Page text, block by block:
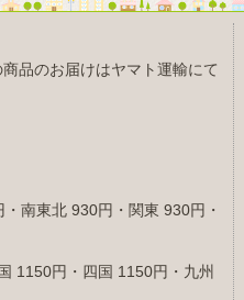
品のお届けはヤマト運輸にて
南東北 930円・関東 930円・
1150円・四国 1150円・九州